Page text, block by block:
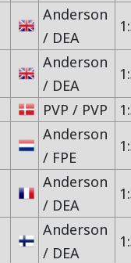
Anderson
/ DEA
Anderson
/ DEA
PVP / PVP
Anderson
/ FPE
Anderson
/ DEA
Anderson
/ DEA